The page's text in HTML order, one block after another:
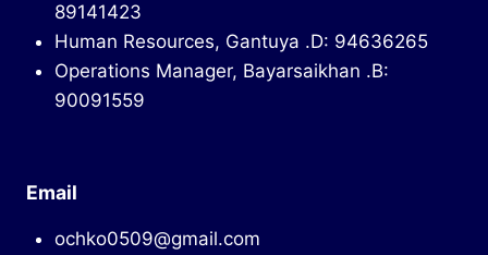
89141423
Human Resources, Gantuya .D: 94636265
Operations Manager, Bayarsaikhan .B:
90091559
Email
ochko0509@gmail.com